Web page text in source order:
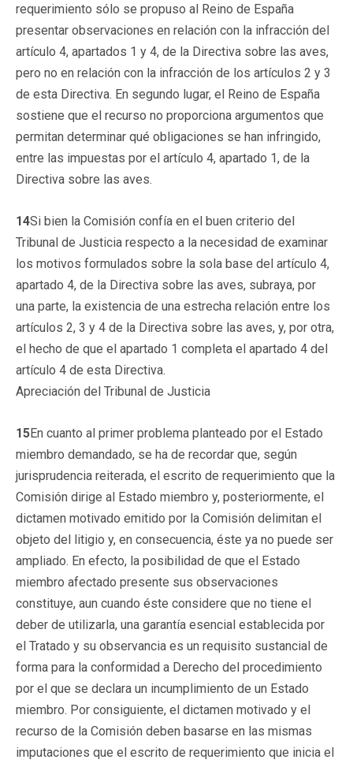
requerimiento sólo se propuso al Reino de España
presentar observaciones en relación con la infracción del
artículo 4, apartados 1 y 4, de la Directiva sobre las aves,
pero no en relación con la infracción de los artículos 2 y 3
de esta Directiva. En segundo lugar, el Reino de España
sostiene que el recurso no proporciona argumentos que
permitan determinar qué obligaciones se han infringido,
entre las impuestas por el artículo 4, apartado 1, de la
Directiva sobre las aves.
14Si bien la Comisión confía en el buen criterio del
Tribunal de Justicia respecto a la necesidad de examinar
los motivos formulados sobre la sola base del artículo 4,
apartado 4, de la Directiva sobre las aves, subraya, por
una parte, la existencia de una estrecha relación entre los
artículos 2, 3 y 4 de la Directiva sobre las aves, y, por otra,
el hecho de que el apartado 1 completa el apartado 4 del
artículo 4 de esta Directiva.
Apreciación del Tribunal de Justicia
15En cuanto al primer problema planteado por el Estado
miembro demandado, se ha de recordar que, según
jurisprudencia reiterada, el escrito de requerimiento que la
Comisión dirige al Estado miembro y, posteriormente, el
dictamen motivado emitido por la Comisión delimitan el
objeto del litigio y, en consecuencia, éste ya no puede ser
ampliado. En efecto, la posibilidad de que el Estado
miembro afectado presente sus observaciones
constituye, aun cuando éste considere que no tiene el
deber de utilizarla, una garantía esencial establecida por
el Tratado y su observancia es un requisito sustancial de
forma para la conformidad a Derecho del procedimiento
por el que se declara un incumplimiento de un Estado
miembro. Por consiguiente, el dictamen motivado y el
recurso de la Comisión deben basarse en las mismas
imputaciones que el escrito de requerimiento que inicia el